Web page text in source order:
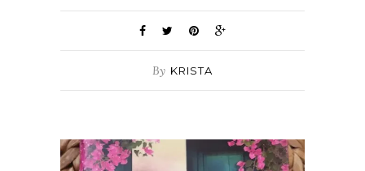
By KRISTA